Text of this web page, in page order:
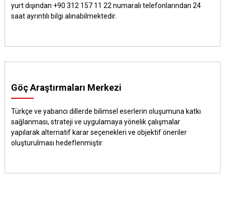
yurt dışından +90 312 157 11 22 numaralı telefonlarından 24
saat ayrıntılı bilgi alınabilmektedir.
Göç Araştırmaları Merkezi
Türkçe ve yabancı dillerde bilimsel eserlerin oluşumuna katkı
sağlanması, strateji ve uygulamaya yönelik çalışmalar
yapılarak alternatif karar seçenekleri ve objektif öneriler
oluşturulması hedeflenmiştir.